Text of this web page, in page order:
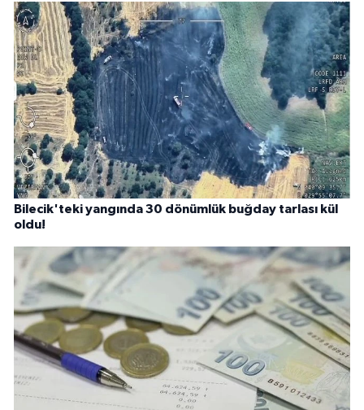
Bilecik'teki yangında 30 dönümlük buğday tarlası kül
oldu!